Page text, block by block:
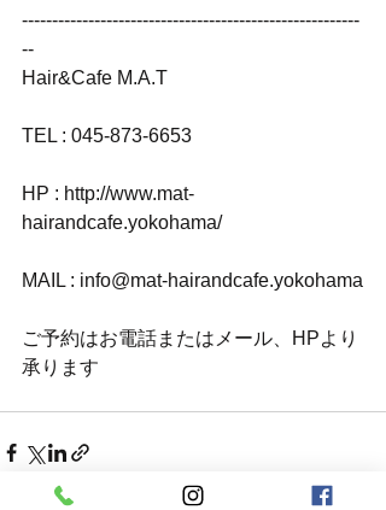
--------------------------------------------------------
--
Hair&Cafe M.A.T
TEL : 045-873-6653
HP : http://www.mat-
hairandcafe.yokohama/
MAIL : info@mat-hairandcafe.yokohama
ご予約はお電話またはメール、HPより
承ります